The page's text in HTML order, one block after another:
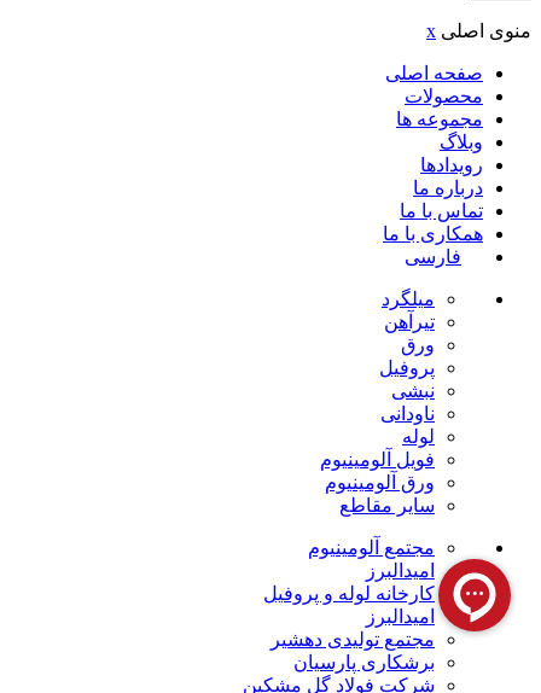
منوی اصلی x
صفحه اصلی
محصولات
مجموعه ها
وبلاگ
رویدادها
درباره ما
تماس با ما
همکاری با ما
فارسی
میلگرد
تیرآهن
ورق
پروفیل
نبشی
ناودانی
لوله
فویل آلومینیوم
ورق آلومینیوم
سایر مقاطع
مجتمع آلومینیوم
امیدالبرز
کارخانه لوله و پروفیل
امیدالبرز
مجتمع تولیدی دهشیر
برشکاری پارسیان
شرکت فولاد گل مشکین